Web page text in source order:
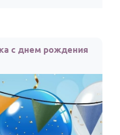
с днем рождения